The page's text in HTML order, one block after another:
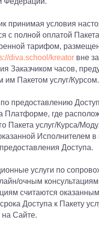
принимая условия
с полной оплатой
тарифом,
diva.school/kreator вне
Заказчиком часов,
Пакетом услуг/Курсом.
по предоставлению
Платформе, где
Пакета услуг/Курса/
Исполнителем
Доступа.
услуги по
очным
считаются
Доступа к Пакету
на Сайте.